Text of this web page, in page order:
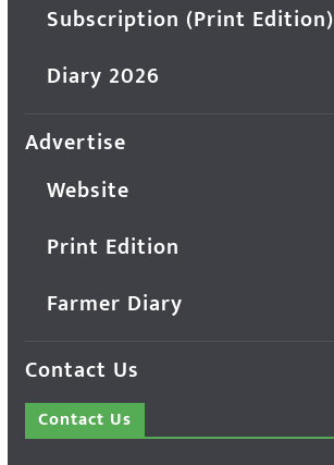
Subscription (Print Edition)
Diary 2026
Advertise
Website
Print Edition
Farmer Diary
Contact Us
Contact Us